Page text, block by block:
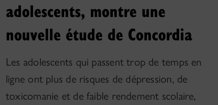
adolescents, montre une
nouvelle étude de Concordia
Les adolescents qui passent trop de temps en
ligne ont plus de risques de dépression, de
toxicomanie et de faible rendement scolaire,